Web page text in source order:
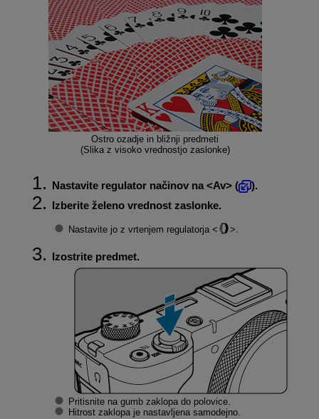
Ostro ozadje in bližnji predmeti
(Slika z visoko vrednostjo zaslonke)
Nastavite regulator načinov na Av (
).
Izberite želeno vrednost zaslonke.
Nastavite jo z vrtenjem regulatorja .
Izostrite predmet.
Pritisnite na gumb zaklopa do polovice.
Hitrost zaklopa je nastavljena samodejno.